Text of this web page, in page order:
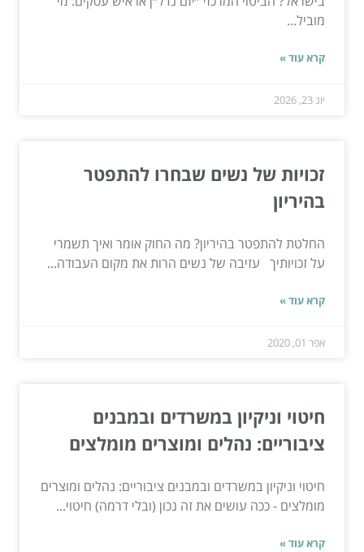
מוביל...
קרא עוד »
יונ 23, 2026
זכויות של נשים שבחרו להתפטר
בהיריון
החלטת להתפטר בהיריון? מה החוק אומר ואיך תשמרי
על זכויותיך עזיבה של נשים הרות את מקום העבודה...
קרא עוד »
אפר 01, 2020
חיטוי וניקיון במשרדים ובמבנים
ציבוריים: נהלים ומוצרים מומלצים
חיטוי וניקיון במשרדים ובמבנים ציבוריים: נהלים ומוצרים
מומלצים - ככה עושים את זה נכון (ובלי דרמה) חיטוי...
קרא עוד »